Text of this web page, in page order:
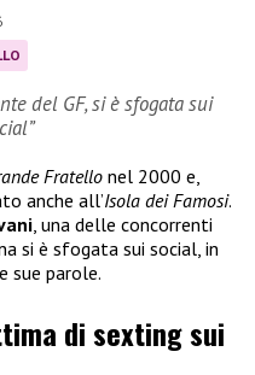
del GF, si è sfogata sui
Fratellonel 2000 e,
anche all’Isola dei Famosi.
, una delle concorrenti
si è sfogata sui social, in
sue parole.
di sexting sui